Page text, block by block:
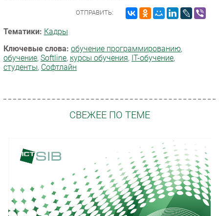
ОТПРАВИТЬ:
Тематики: Кадры
Ключевые слова: обучение программированию,
обучение, Softline, курсы обучения, IT-обучение,
студенты, Софтлайн
СВЕЖЕЕ ПО ТЕМЕ